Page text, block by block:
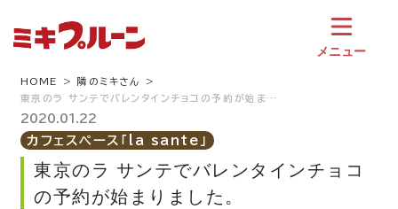
メニュー
HOME
隣のミキさん
東京のラ サンテでバレンタインチョコの予約が始ま…
2020.01.22
カフェスペース「la sante」
東京のラ サンテでバレンタインチョコ
の予約が始まりました。